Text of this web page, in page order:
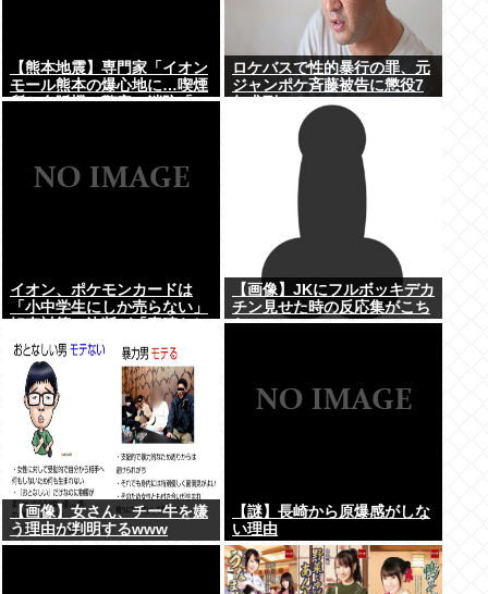
【熊本地震】専門家「イオン
モール熊本の爆心地に…喫煙
所と自販機」警察・消防「」
ロケバスで性的暴行の罪、元
ジャンポケ斉藤被告に懲役7
イオン、ポケモンカードは
「小中学生にしか売らない」
い」
【画像】JKにフルボッキデカ
チン見せた時の反応集がこち
らww
【画像】女さん、チー牛を嫌
う理由が判明するwww
【謎】長崎から原爆感がしな
い理由